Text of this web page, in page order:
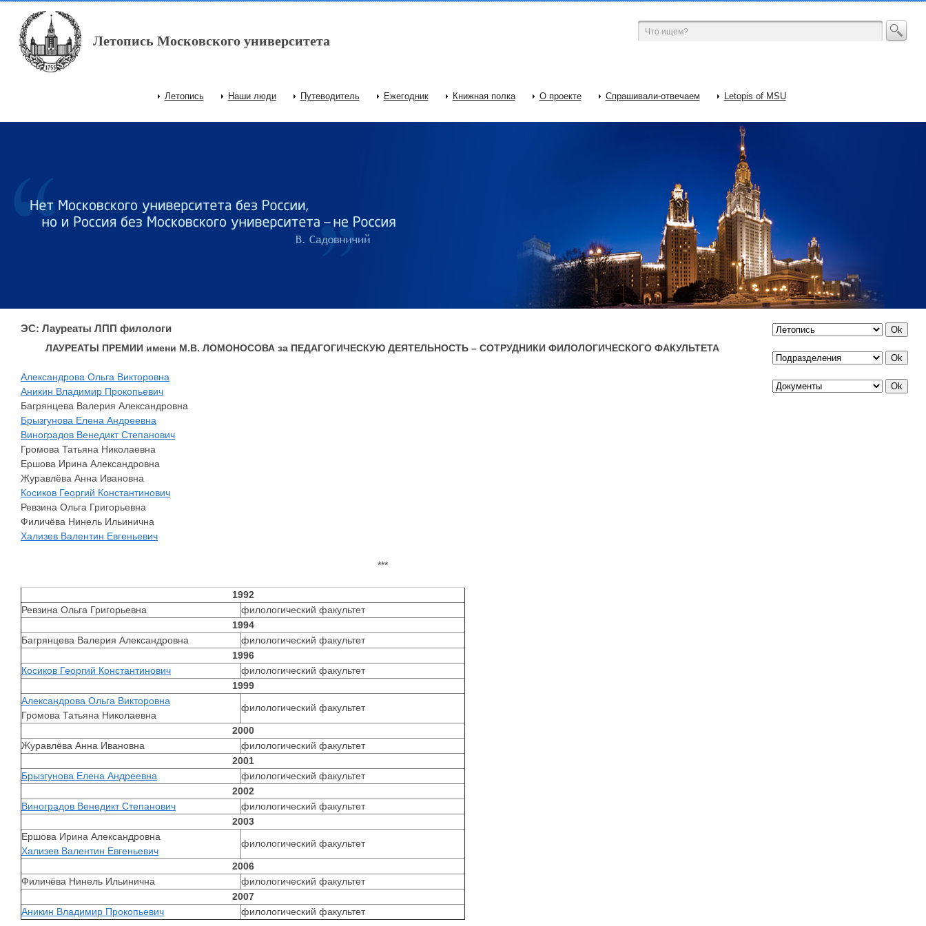
Перейти к основному содержанию
Летопись Московского университета
Главное меню
Летопись Наши люди Путеводитель Ежегодник Книжная полка О проекте Спрашивали-отвечаем Letopis of MSU
ЭС: Лауреаты ЛПП филологи
ЛАУРЕАТЫ ПРЕМИИ имени М.В. ЛОМОНОСОВА за ПЕДАГОГИЧЕСКУЮ ДЕЯТЕЛЬНОСТЬ – СОТРУДНИКИ ФИЛОЛОГИЧЕСКОГО ФАКУЛЬТЕТА
Александрова Ольга Викторовна
Аникин Владимир Прокопьевич
Багрянцева Валерия Александровна
Брызгунова Елена Андреевна
Виноградов Венедикт Степанович
Громова Татьяна Николаевна
Ершова Ирина Александровна
Журавлёва Анна Ивановна
Косиков Георгий Константинович
Ревзина Ольга Григорьевна
Филичёва Нинель Ильинична
Хализев Валентин Евгеньевич
***
1992
Ревзина Ольга Григорьевна
филологический факультет
1994
Багрянцева Валерия Александровна
филологический факультет
1996
Косиков Георгий Константинович
филологический факультет
1999
Александрова Ольга Викторовна
Громова Татьяна Николаевна
филологический факультет
2000
Журавлёва Анна Ивановна
филологический факультет
2001
Брызгунова Елена Андреевна
филологический факультет
2002
Виноградов Венедикт Степанович
филологический факультет
2003
Ершова Ирина Александровна
Хализев Валентин Евгеньевич
филологический факультет
2006
Филичёва Нинель Ильинична
филологический факультет
2007
Аникин Владимир Прокопьевич
филологический факультет